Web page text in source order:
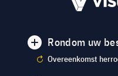
Rondom uw
Overeenkomst